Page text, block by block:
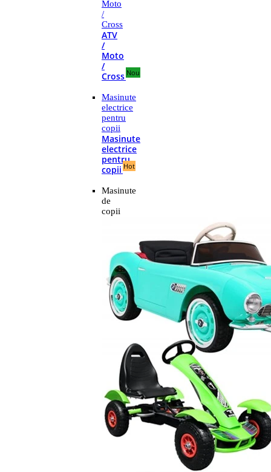
Moto
/
Cross
ATV
/
Moto
/
Cross Nou
Masinute
electrice
pentru
copii
Masinute
electrice
pentru
copii Hot
Masinute
de
copii